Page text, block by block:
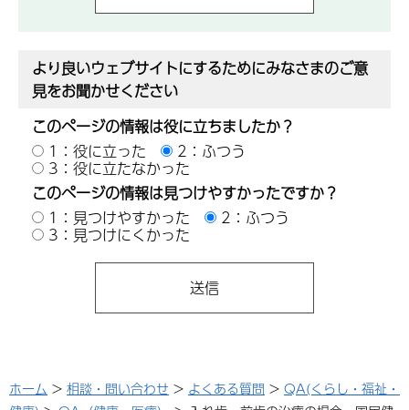
より良いウェブサイトにするためにみなさまのご意
見をお聞かせください
このページの情報は役に立ちましたか？
1：役に立った
2：ふつう
3：役に立たなかった
このページの情報は見つけやすかったですか？
1：見つけやすかった
2：ふつう
3：見つけにくかった
ホーム > 相談・問い合わせ > よくある質問 > QA(くらし・福祉・